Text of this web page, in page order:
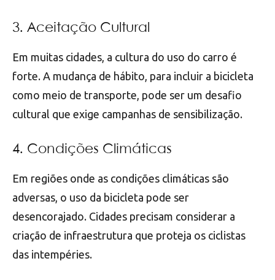
3. Aceitação Cultural
Em muitas cidades, a cultura do uso do carro é
forte. A mudança de hábito, para incluir a bicicleta
como meio de transporte, pode ser um desafio
cultural que exige campanhas de sensibilização.
4. Condições Climáticas
Em regiões onde as condições climáticas são
adversas, o uso da bicicleta pode ser
desencorajado. Cidades precisam considerar a
criação de infraestrutura que proteja os ciclistas
das intempéries.